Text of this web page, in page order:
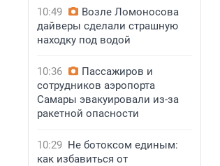
10:49
Возле Ломоносова
дайверы сделали страшную
находку под водой
10:36
Пассажиров и
сотрудников аэропорта
Самары эвакуировали из-за
ракетной опасности
10:29 Не ботоксом единым:
как избавиться от